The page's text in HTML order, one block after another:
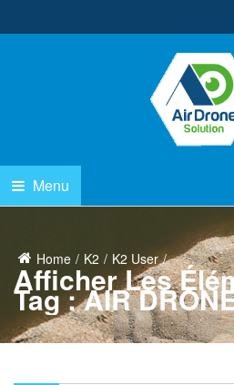
Menu
Home K2 K2 User
Afficher Les
Tag : AIR